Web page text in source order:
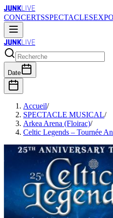
JUNKLIVE
CONCERTSSPECTACLES
JUNKLIVE
Date
Accueil/
SPECTACLE MUSICAL/
Arkea Arena (Floirac)/
Celtic Legends – Tournée